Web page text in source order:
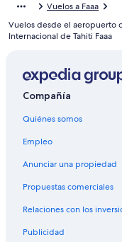
Hoteles 5 estrellas en
Apart-Hoteles en
Casas rurales en
Apartamentos en
Hostales en Papeete
Hilton Hotels en Papeete
Hoteles con spa en
Hoteles para ir de
Hoteles de lujo en
Hoteles en la playa en
Vuelos a Faaa
Vuelos desde el aeropuerto
Internacional de Tahiti Faaa
Compañía
Quiénes somos
Empleo
Anunciar una propiedad
Propuestas comerciales
Relaciones con los
Publicidad